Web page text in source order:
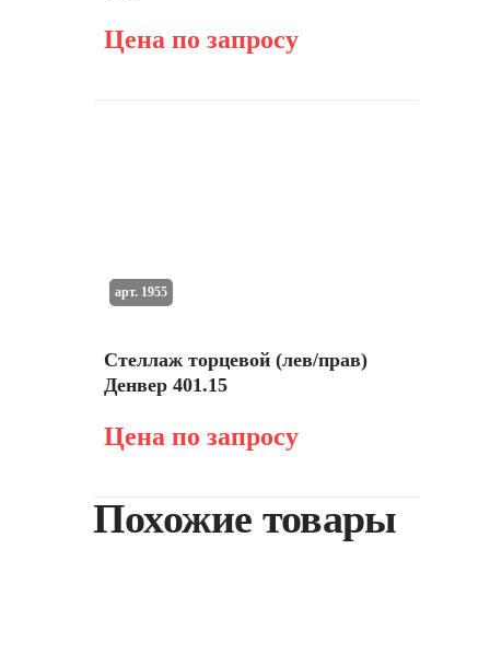
Цена по запросу
Стеллаж торцевой (лев/прав)
Денвер 401.15
Цена по запросу
арт. 1955
Похожие товары